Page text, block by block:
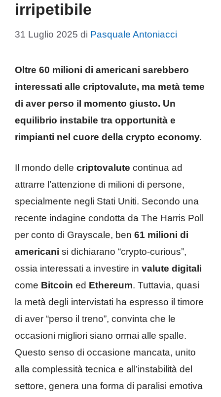
irripetibile
31 Luglio 2025 di Pasquale Antoniacci
Oltre 60 milioni di americani sarebbero
interessati alle criptovalute, ma metà teme
di aver perso il momento giusto. Un
equilibrio instabile tra opportunità e
rimpianti nel cuore della crypto economy.
Il mondo delle criptovalute continua ad
attrarre l’attenzione di milioni di persone,
specialmente negli Stati Uniti. Secondo una
recente indagine condotta da The Harris Poll
per conto di Grayscale, ben 61 milioni di
americani si dichiarano “crypto-curious”,
ossia interessati a investire in valute digitali
come Bitcoin ed Ethereum. Tuttavia, quasi
la metà degli intervistati ha espresso il timore
di aver “perso il treno”, convinta che le
occasioni migliori siano ormai alle spalle.
Questo senso di occasione mancata, unito
alla complessità tecnica e all’instabilità del
settore, genera una forma di paralisi emotiva